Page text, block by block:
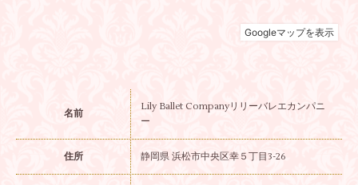
名前
Lily Ballet Companyリリーバレエカンパニ
ー
住所 静岡県 浜松市中央区幸５丁目3-26